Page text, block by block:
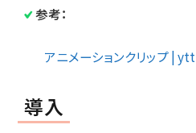
参考：
アニメーションクリップ |
導入